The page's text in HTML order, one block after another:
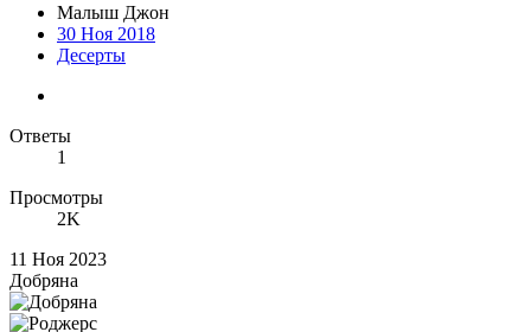
Малыш Джон
30 Ноя 2018
Десерты
Ответы
1
Просмотры
2K
11 Ноя 2023
Добряна